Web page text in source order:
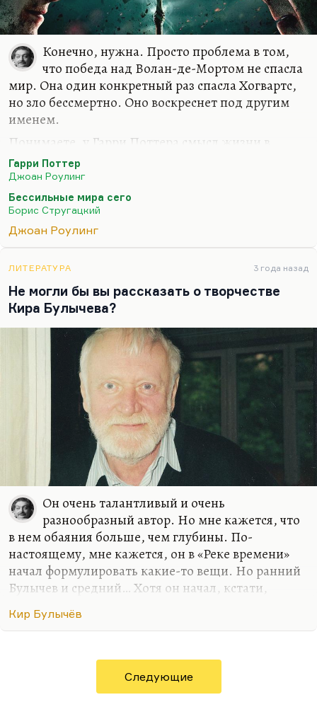
Конечно, нужна. Просто проблема в том,
что победа над Волан-де-Мортом не спасла
мир. Она один конкретный раз спасла Хогвартс,
но зло бессмертно. Оно воскреснет под другим
именем.
Понимаете, у Гарри Поттера смысл жизни в
общем, нашелся. Но проблема в том, что не
только он выжил. Еще и Девочка выжила. Вот
Девочку предсказал, кстати говоря, Борис
Натанович Стругацкий в финале «Бессильных
мира сего».
то заглянул поглубже, чем Роулинг. Мы же не
знаем, для чего Стэн Агре в финале романа хочет
активировать Девочку. Может быть, он хочет ее
остановить, а может, он, наоборот, хочет, чтобы
она быстрее погубила этот мир. Ну, там девочка,
которая…
Гарри Поттер
Джоан Роулинг
Бессильные мира сего
Борис Стругацкий
Джоан Роулинг
ЛИТЕРАТУРА 3 года назад
Не могли бы вы рассказать о творчестве
Кира Булычева?
Он очень талантливый и очень
разнообразный автор. Но мне кажется, что
в нем обаяния больше, чем глубины. По-
настоящему, мне кажется, он в «Реке времени»
начал формулировать какие-то вещи. Но ранний
Булычев и средний… Хотя он начал, кстати,
Можейко-то Игорь, и археолог, насколько я
литературу с уже сложившейся репутацией в
основной профессии.
Мне кажется, что он писатель уровня Велтистова
Кир Булычёв
Следующие